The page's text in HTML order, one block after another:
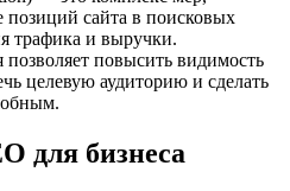
сайта в поисковых
трафика и выручки.
повысить видимость
целевую аудиторию и сделать
для бизнеса